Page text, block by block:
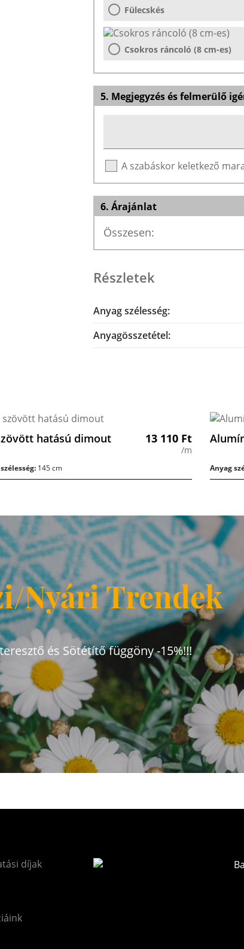
Fülecskés
Csokros ráncoló (8 cm-es)
5. Megjegyzés és felmerülő
A szabáskor keletkező
6. Árajánlat
Összesen:
Részletek
Anyag szélesség:
Anyagösszetétel:
hatású dimout 13 110 Ft
/m
145 cm Anyag
Nyári Trendek
és Sötétítő függöny -15%!!!
díjak